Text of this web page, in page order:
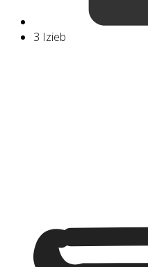
3 Izieb